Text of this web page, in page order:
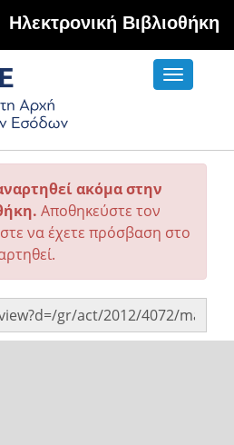
Hλεκτρονική Βιβλιοθήκη
Toggle
ακόμα στην
Αποθηκεύστε τον
να έχετε πρόσβαση στο